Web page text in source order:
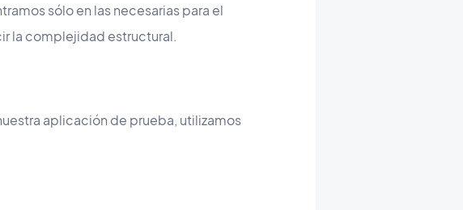
sólo en las necesarias para el
la complejidad estructural.
aplicación de prueba, utilizamos